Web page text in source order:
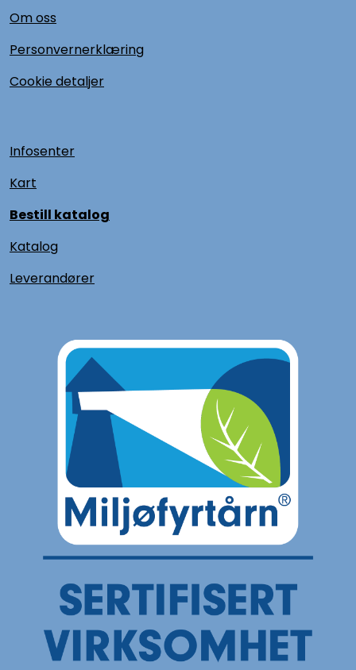
Om oss
Personvernerklæring
Cookie detaljer
Infosenter
Kart
Bestill katalog
Katalog
Leverandører
Leverandører
Nyheter